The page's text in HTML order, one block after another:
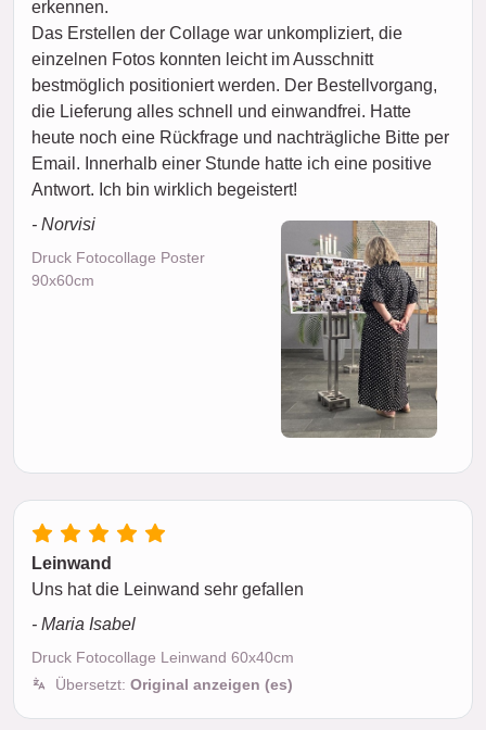
erkennen.
Das Erstellen der Collage war unkompliziert, die
einzelnen Fotos konnten leicht im Ausschnitt
bestmöglich positioniert werden. Der Bestellvorgang,
die Lieferung alles schnell und einwandfrei. Hatte
heute noch eine Rückfrage und nachträgliche Bitte per
Email. Innerhalb einer Stunde hatte ich eine positive
Antwort. Ich bin wirklich begeistert!
- Norvisi
Druck Fotocollage Poster
90x60cm
Leinwand
Uns hat die Leinwand sehr gefallen
- Maria Isabel
Druck Fotocollage Leinwand 60x40cm
Übersetzt: Original anzeigen (es)